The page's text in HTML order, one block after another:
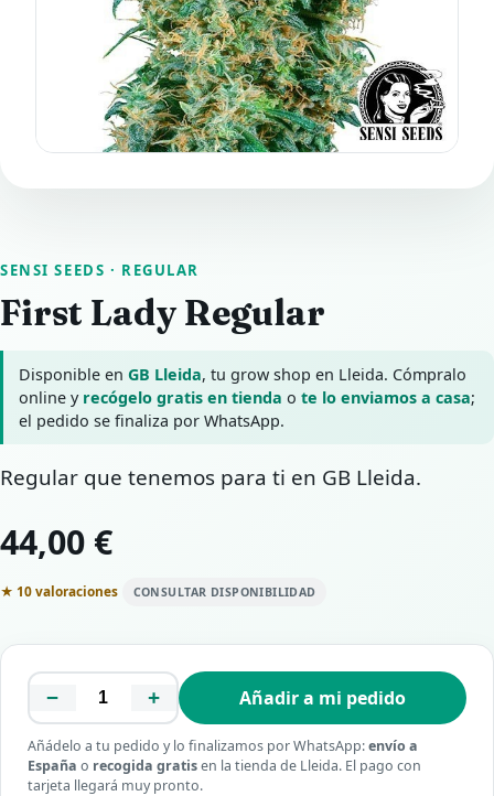
SENSI SEEDS · REGULAR
First Lady Regular
Disponible enGB Lleida, tu grow shop en Lleida. Cómpralo
online y recógelo gratis en tienda ote lo enviamos a casa;
el pedido se finaliza por WhatsApp.
Regular que tenemos para ti en GB Lleida.
44,00 €
★ 10 valoraciones CONSULTAR DISPONIBILIDAD
− + Añadir a mi pedido
Añádelo a tu pedido y lo finalizamos por WhatsApp:envío a
España o recogida gratisen la tienda de Lleida. El pago con
tarjeta llegará muy pronto.